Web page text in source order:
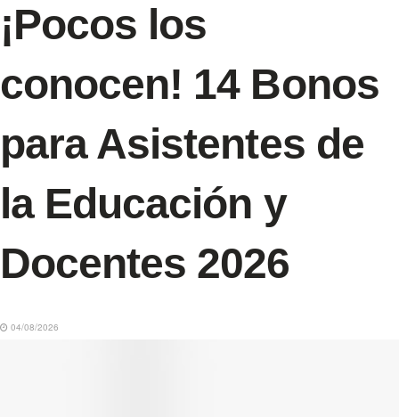
¡Pocos los
conocen! 14 Bonos
para Asistentes de
la Educación y
Docentes 2026
04/08/2026